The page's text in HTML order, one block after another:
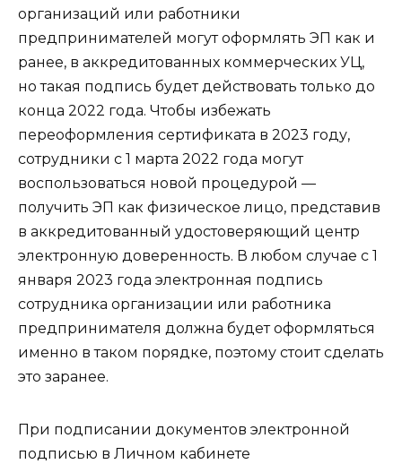
организаций или работники
предпринимателей могут оформлять ЭП как и
ранее, в аккредитованных коммерческих УЦ,
но такая подпись будет действовать только до
конца 2022 года. Чтобы избежать
переоформления сертификата в 2023 году,
сотрудники с 1 марта 2022 года могут
воспользоваться новой процедурой —
получить ЭП как физическое лицо, представив
в аккредитованный удостоверяющий центр
электронную доверенность. В любом случае с 1
января 2023 года электронная подпись
сотрудника организации или работника
предпринимателя должна будет оформляться
именно в таком порядке, поэтому стоит сделать
это заранее.
При подписании документов электронной
подписью в Личном кабинете